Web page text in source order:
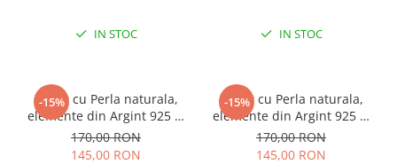
IN STOC IN STOC
-15%
Colier cu Perla naturala,
elemente din Argint 925 si
margele Miyuki, multicolor
170,00 RON
145,00 RON
-15%
Colier cu Perla naturala,
elemente din Argint 925 si
margele Miyuki, verde/kiwi
170,00 RON
145,00 RON